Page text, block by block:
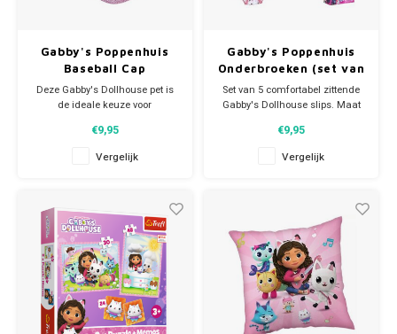
Gabby's Poppenhuis
Baseball Cap
Deze Gabby's Dollhouse pet is
de ideale keuze voor
willen beschermen tegen de
felle zon. De Gabby's
Poppenhuis baseball cap is
hoofd dmv klittenband aan de
achterkant. D
€9,95
Vergelijk
Gabby's Poppenhuis
Onderbroeken (set van
5) - Maat 92/98
Set van 5 comfortabel zittende
Gabby's Dollhouse slips. Maat
zijn verpakt per 5 stuks zoals
getoond op de foto's. Materiaal:
100% katoen.
€9,95
Vergelijk